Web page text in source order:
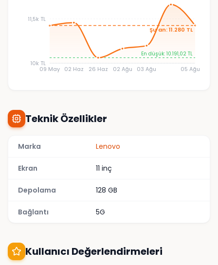
09 May 02 Haz 26 Haz 02 Ağu 03 Ağu 05 Ağu
10k TL
11,5k TL
Şu an: 11.280 TL
En düşük: 10.191,02 TL
Teknik Özellikler
Marka Lenovo
Ekran 11 inç
Depolama 128 GB
Bağlantı 5G
Kullanıcı Değerlendirmeleri